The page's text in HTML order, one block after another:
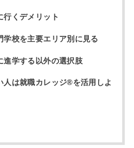
行くデメリット
学校を主要エリア別に見る
進学する以外の選択肢
人は就職カレッジ®を活用しよ